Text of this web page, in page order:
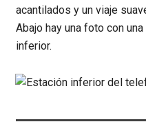
acantilados y un viaje
Abajo hay una foto con
inferior.